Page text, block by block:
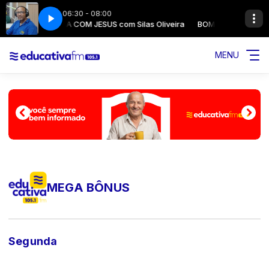
06:30 - 08:00
BOM DIA COM JESUS com Silas Oliveira BOM DIA COM
MENU
MEGA BÔNUS
Segunda